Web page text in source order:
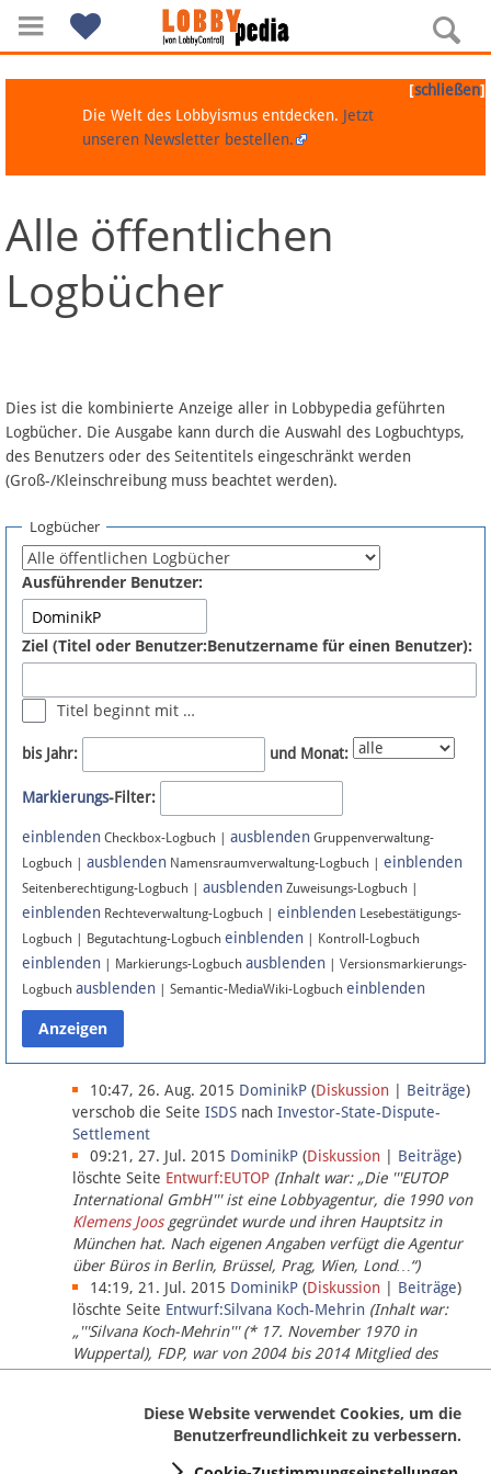
Navigation
Über Lobbypedia
Artikel nach Kategorien
FAQ
Fördermitglied werden
Fehler melden
Newsletter
Bluesky
Facebook
Instagram
Anmelden
Datenschutz
Über Lobbypedia
Impressum
[schließen]
Die Welt des Lobbyismus entdecken. Jetzt
unseren Newsletter bestellen.
Alle öffentlichen
Logbücher
Dies ist die kombinierte Anzeige aller in Lobbypedia geführten
Logbücher. Die Ausgabe kann durch die Auswahl des Logbuchtyps,
des Benutzers oder des Seitentitels eingeschränkt werden
(Groß-/Kleinschreibung muss beachtet werden).
Logbücher
Ausführender Benutzer:
Ziel (Titel oder Benutzer:Benutzername für einen Benutzer):
Titel beginnt mit …
bis Jahr: und Monat:
Markierungs-Filter:
einblenden Checkbox-Logbuch | ausblenden Gruppenverwaltung-
Logbuch | ausblenden Namensraumverwaltung-Logbuch | einblenden
Seitenberechtigung-Logbuch | ausblenden Zuweisungs-Logbuch |
einblenden Rechteverwaltung-Logbuch | einblenden Lesebestätigungs-
Logbuch | Begutachtung-Logbuch einblenden | Kontroll-Logbuch
einblenden | Markierungs-Logbuch ausblenden | Versionsmarkierungs-
Logbuch ausblenden | Semantic-MediaWiki-Logbuch einblenden
10:47, 26. Aug. 2015 DominikP (Diskussion Beiträge)
verschob die Seite ISDS nach Investor-State-Dispute-
Settlement
09:21, 27. Jul. 2015 DominikP (Diskussion Beiträge)
löschte Seite Entwurf:EUTOP (Inhalt war: „Die '''EUTOP
International GmbH''' ist eine Lobbyagentur, die 1990 von
Klemens Joosgegründet wurde und ihren Hauptsitz in
München hat. Nach eigenen Angaben verfügt die Agentur
über Büros in Berlin, Brüssel, Prag, Wien, Lond…“)
14:19, 21. Jul. 2015 DominikP (Diskussion Beiträge)
löschte Seite Entwurf:Silvana Koch-Mehrin (Inhalt war:
„'''Silvana Koch-Mehrin''' (* 17. November 1970 in
Wuppertal), FDP, war von 2004 bis 2014 Mitglied des
Europäischen Parlaments, seit November 2014 ist sie für
Diese Website verwendet Cookies, um die
Benutzerfreundlichkeit zu verbessern.